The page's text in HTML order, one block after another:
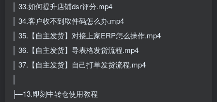
│ 33.如何提升店铺dsr评分.mp4
│ 34.客户收不到取件码怎么办.mp4
│ 35.【自主发货】对接上家ERP怎么操作.mp4
│ 36.【自主发货】导表格发货流程.mp4
│ 37.【自主发货】自己打单发货流程.mp4
├─13.即刻中转仓使用教程